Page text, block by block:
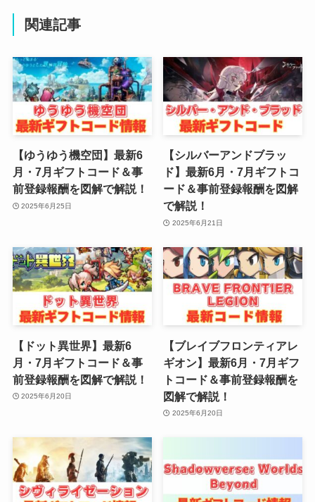
関連記事
【ゆうゆう機空団】最新6
月・7月ギフトコード＆事
前登録報酬を図解で解説！
2025年6月25日
【シルバーアンドブラッ
ド】最新6月・7月ギフトコ
ード＆事前登録報酬を図解
で解説！
2025年6月21日
【ドット異世界】最新6
月・7月ギフトコード＆事
前登録報酬を図解で解説！
2025年6月20日
【ブレイブフロンティアレ
ギオン】最新6月・7月ギフ
トコード＆事前登録報酬を
図解で解説！
2025年6月20日